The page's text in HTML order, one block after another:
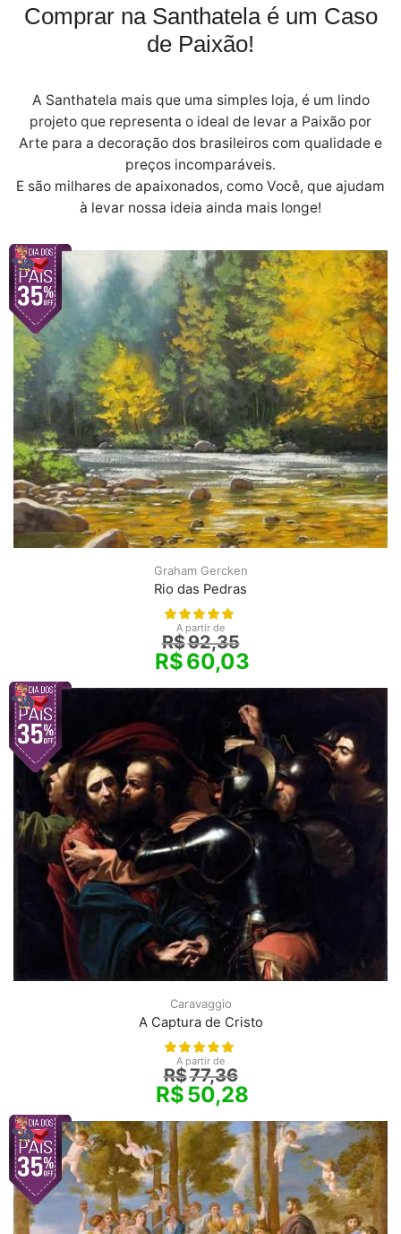
Comprar na Santhatela é um Caso
de Paixão!
A Santhatela mais que uma simples loja, é um lindo
projeto que representa o ideal de levar a Paixão por
Arte para a decoração dos brasileiros com qualidade e
preços incomparáveis.
E são milhares de apaixonados, como Você, que ajudam
à levar nossa ideia ainda mais longe!
Graham Gercken
Rio das Pedras
A partir de
R$92,35
R$60,03
Caravaggio
A Captura de Cristo
A partir de
R$77,36
R$50,28